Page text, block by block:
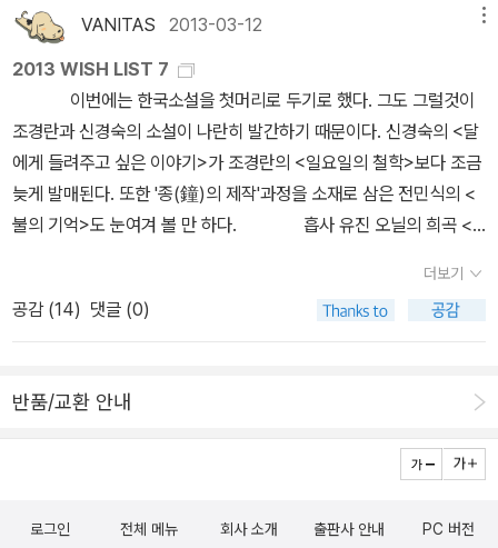
수밖에 없다. 다만 세계를 기술하는 물리 법칙 속에 잠재되어 있을 뿐
에서 랜들은 이론과는 달리 실제 세계에서 대칭성은 깨어질 수밖에
없음을 말한다. 확률적으로 이길 확률이 50%라는 사실이 우리에게
실제 확률 50%를 보장해줄 수 없듯이. <해리 포터와 비밀의 방>에
서 톰 리들과 해리 포터의 깨어진 대칭성은 선택(Choice)에서 나온
다. 출생(Birth)와 죽음(Death) 사이에 위치한 것이 선택인 것을 생
gree)로 가지게 하는 결정적인 변수인지도 모르겠다. <해리 포터와
비밀의 방>에서 하나를 취한다면, 이 부분을 갖고 싶다. 다른 부분은
모자가 저를 그리핀도르에 넣은 건 단지.......' 해리가 자포자기한 목소
요.......' '바로 그거야.' 덤블도어가 다시 한 번 환하게 웃으며 말했다.
건 말이다, 해리, 우리가 가진 능력이 아니라 우리가 하는 선택이란
지고 있는 영토를 침범하는 행위'이다. 윤창중이 허락없이 인턴 여직
원 엉덩이를 만지려고 한 행위는 그 인턴 여직원이 가지고 있는 고유
한 공간인 영토권을 허락없이 무단으로 침입했기에 범죄가 된다. 폭
행도 타인의 영토권을 침범해서 폭력을 가하는 행위'다. 만약에 허락
없이 타인의 영토를 침범할 경우 법은 그에 따른 벌을 가하게 된다. 하
지만 법률을 공부한 사람도 법이 보이지 않는 영토권'을 보호하고 있
다는 사실을 잘 모른다. 도둑이 남의 집 담을 넘으면 주거 침입죄가 성
위에 대해서는 심각하게 생각하지 않는 경향이 있다. 그것에 대해 항
의를 하면 ' 프랜들리적 스킨십 ' 이라는 변명을 하고는 한다. 문제는
친하게 지낼 생각이 전혀 없는 놈이 친한 척을 한다는 데 있다. 어, 이
무도 하는 거 아니것어, 이 친구야 ? ' 이처럼 타인의 영토권을 대수롭
지 않는다. 오로지 자신이 가지고 있는 욕망에 충실할 뿐이다. 이런
리즈 가운데 하나인 < 숨겨진 차원 > 은 이 영토권에 대해서 자세히
는 책들은 휘리릭 지나가버리고 물리적으로 혹은 내용적으로 가벼운
책들을 찾은 지가..어언... (흠... 이쯤에서 정량적인 숫자는 말하지 않
으련다... 갑자기 작아지는 비연) 그제 이언 매큐언의 <토요일>을 다
읽어내면서 아 이젠 좀 진지한 책을 읽어야 겠다. 아니 적어도 머리를
쓰는 책을 읽어야겠다 라는 생각이 불쑥. 아마 이언 매큐언의 소설이
그닥 녹록한 내용은 아니었기 때문인지도 모른다. 소설이 다 재미있
고 다 가볍다고 생각하면 오산이지. 간혹은 철학책보다 내 머릿속을
더 뒤죽박죽으로 만들어놓을 때도 있다는 거지. 이언 매큐언의 소설
이 딱히 그렇다는 건 아니지만, 긴 호흡의 글을 읽으면서 그래 이제 돌
아갈 때가 되었어.. 진지한 무거운 독서의 세계로. 그래서 골랐다는
드워드 홀의 이 문화인류학 시리즈는 읽고 싶었다구요. 그 1편, 침묵
니까 다른 문화를 배운다는 것, 외국어를 배운다는 것은 verbal한 것
만 배워서는 안된다, non-verbal이 떄론 더 중요하다.. 이런 메세지
를 담고 있는 책...으로 추정된다. 아직 첫 장 넘겼기 때문에... 이 정도
VANITAS 2013-03-12
2013 WISH LIST 7
이번에는 한국소설을 첫머리로 두기로 했다. 그도 그럴것이
조경란과 신경숙의 소설이 나란히 발간하기 때문이다. 신경숙의 <달
에게 들려주고 싶은 이야기>가 조경란의 <일요일의 철학>보다 조금
늦게 발매된다. 또한 '종(鐘)의 제작'과정을 소재로 삼은 전민식의 <
불의 기억>도 눈여겨 볼 만 하다. 흡사 유진 오닐의 희곡 <
란 소설도 나왔다. 이응준이 1996년 냈던 소설이 판을 달리 해 나온
것. <옥수동 타이거스>도 이주에 나온 소설 중 괜찮은 작품에 속하는
데 요즘 청년들의 고민을 다루고 있다는 점에서 재미있을 것 같다. 하
아 풀어낸 이야기다. 시집도 몇권 골라봤는데 이효재가 지은
령들> 그리고 파블로 네루다의 시집을 번역한 <질문의 책>. 1968년
골라보기란 힘든 일인 듯. <크로스 파이어: 중독>편이 새로
더보기
공감 (14) 댓글 (0)
반품/교환 안내
로그인 전체 메뉴 회사 소개 출판사 안내 PC 버전